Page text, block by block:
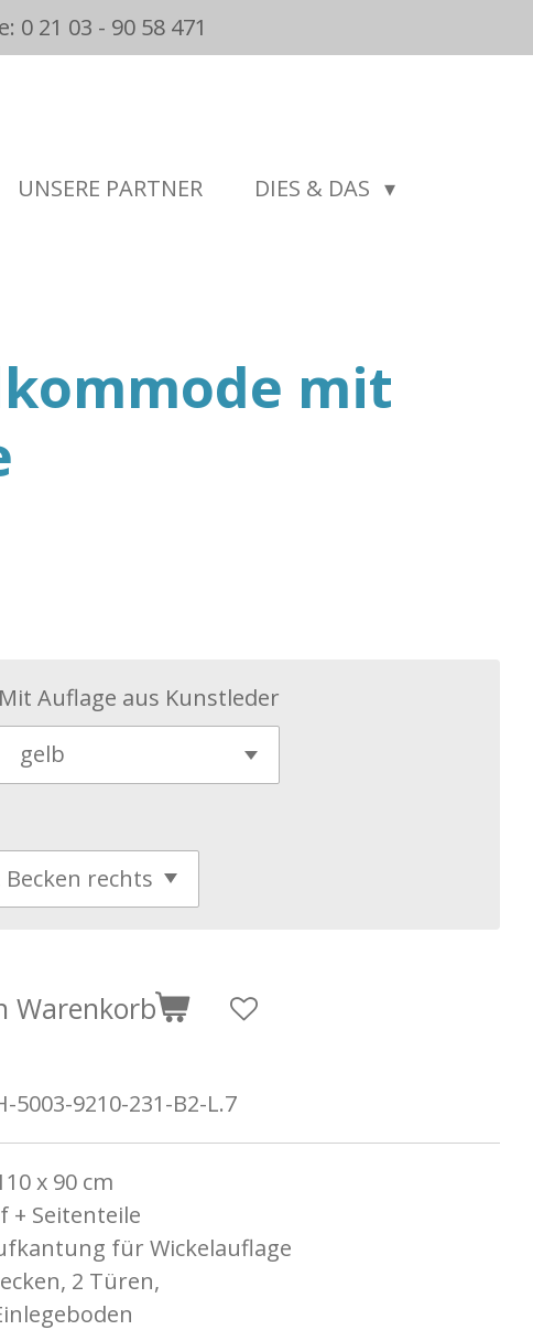
0 21 03 - 90 58 471
UNSERE PARTNER
DIES & DAS
mit
Mit Auflage aus Kunstleder
Warenkorb
5003-9210-231-B2-L.7
x 90 cm
+ Seitenteile
für Wickelauflage
2 Türen,